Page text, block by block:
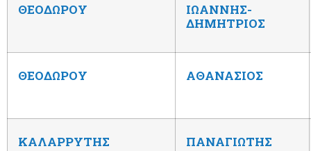
ΘΕΟΔΩΡΟΥ
ΙΩΑΝΝΗΣ-
ΔΗΜΗΤΡΙΟΣ
ΘΕΟΔΩΡΟΥ ΑΘΑΝΑΣΙΟΣ
ΚΑΛΑΡΡΥΤΗΣ ΠΑΝΑΓΙΩΤΗΣ